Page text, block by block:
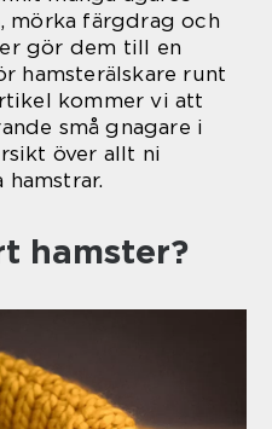
mörka färgdrag och
gör dem till en
hamsterälskare runt
kommer vi att
små gnagare i
över allt ni
hamstrar.
hamster?